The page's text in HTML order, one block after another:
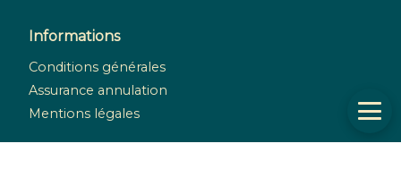
Informations
Conditions générales
Assurance annulation
Mentions légales